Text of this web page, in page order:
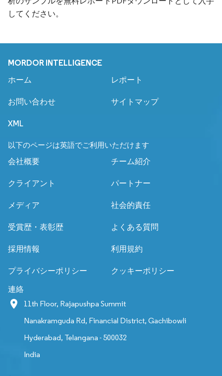
してください。
MORDOR INTELLIGENCE
ホーム レポート
お問い合わせ サイトマップ
XML
以下のページは英語でご利用いただけます
会社概要
チーム紹介
クライアント パートナー
メディア 社会的責任
受賞歴・表彰歴 よくある質問
採用情報 利用規約
プライバシーポリシー クッキーポリシー
連絡
11th Floor, Rajapushpa Summit
Nanakramguda Rd, Financial District, Gachibowli
Hyderabad, Telangana - 500032
India